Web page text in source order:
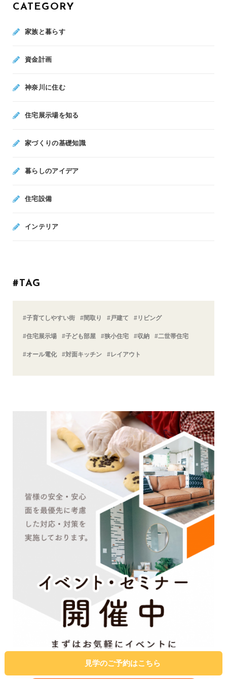
CATEGORY
家族と暮らす
資金計画
神奈川に住む
住宅展示場を知る
家づくりの基礎知識
暮らしのアイデア
住宅設備
インテリア
#TAG
#子育てしやすい街 #間取り #戸建て #リビング
#住宅展示場 #子ども部屋 #狭小住宅 #収納 #二世帯住宅
#オール電化 #対面キッチン #レイアウト
見学のご予約はこちら